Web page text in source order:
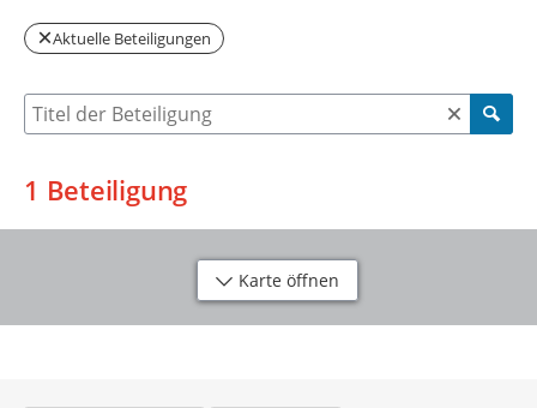
Aktuelle Beteiligungen
Suche nach Beteiligung
1 Beteiligung
Karte öffnen